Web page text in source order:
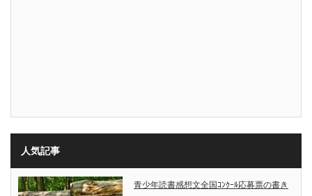
人気記事
青少年読書感想文全国ｺﾝｸｰﾙ応募票の書き